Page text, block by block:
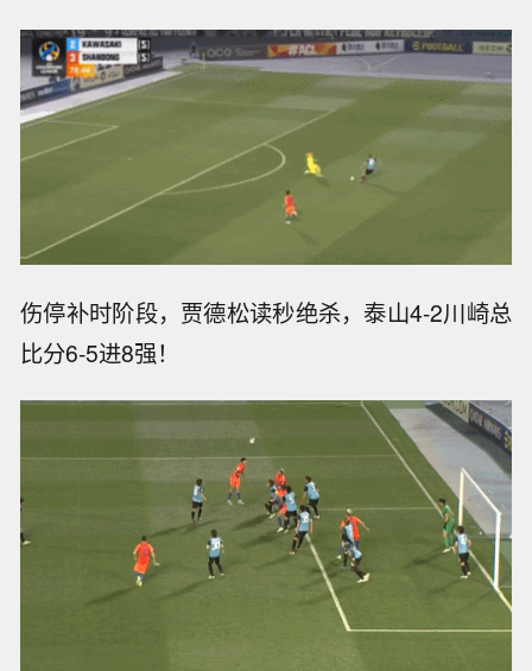
伤停补时阶段，贾德松读秒绝杀，泰山4-2川崎总
比分6-5进8强！